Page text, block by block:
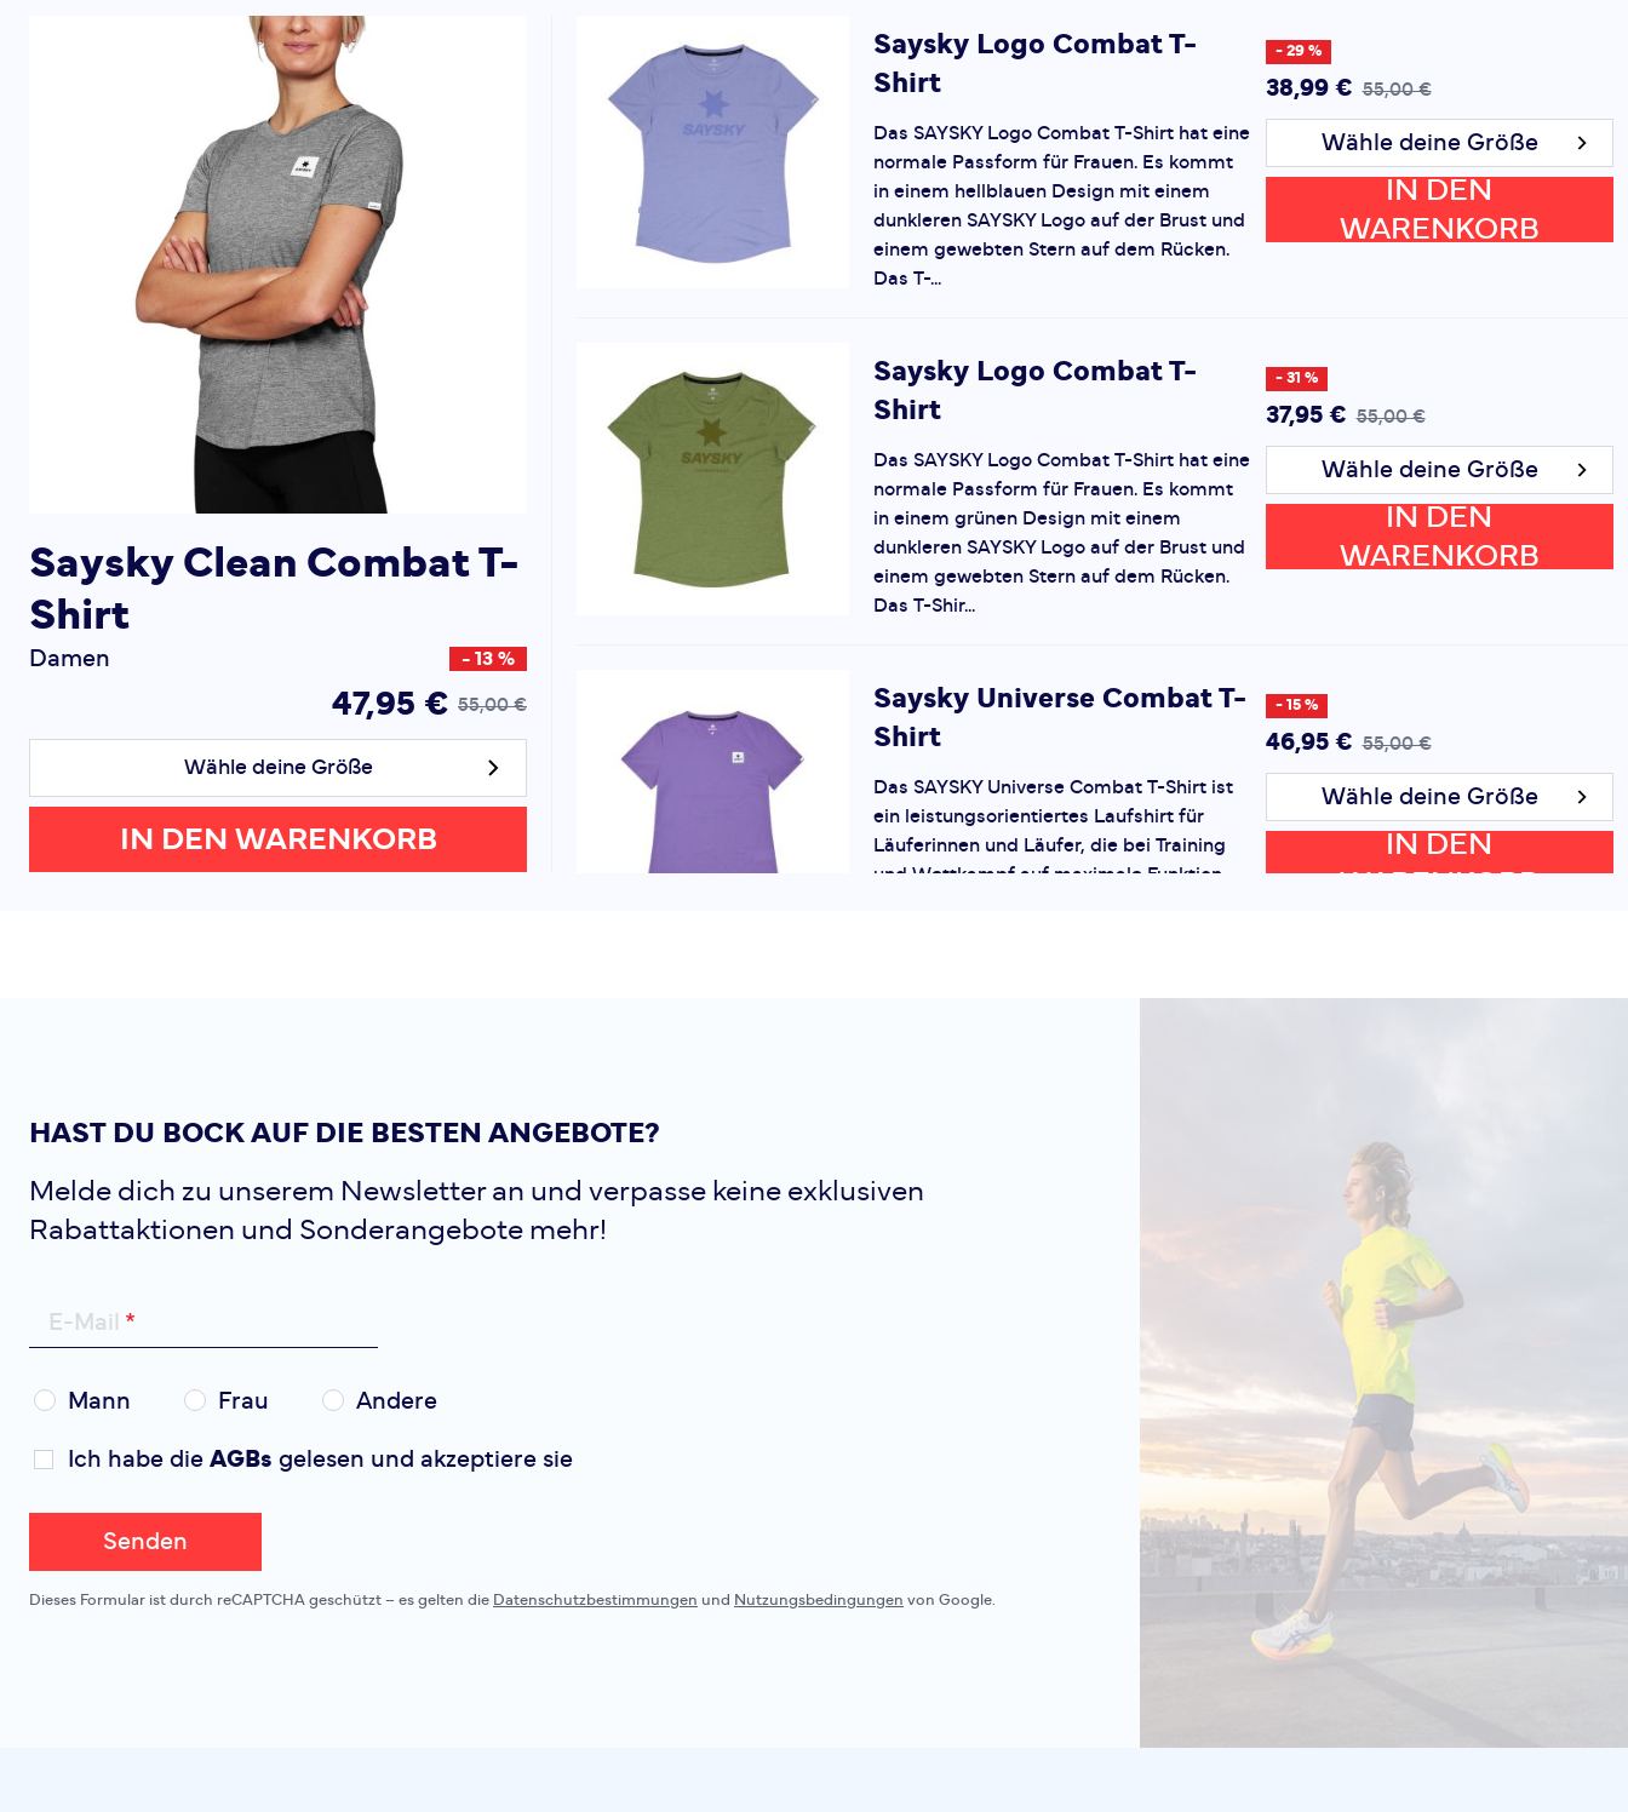
Saysky Clean Combat T-
Shirt
Damen - 13 %
47,95 € 55,00 €
Wähle deine Größe
IN DEN WARENKORB
Saysky Logo Combat T-
Shirt
- 29 %
38,99 € 55,00 €
Das SAYSKY Logo Combat T-Shirt hat eine
normale Passform für Frauen. Es kommt
in einem hellblauen Design mit einem
dunkleren SAYSKY Logo auf der Brust und
einem gewebten Stern auf dem Rücken.
Das T-...
Wähle deine Größe
IN DEN
WARENKORB
Saysky Logo Combat T-
Shirt
- 31 %
37,95 € 55,00 €
Das SAYSKY Logo Combat T-Shirt hat eine
normale Passform für Frauen. Es kommt
in einem grünen Design mit einem
dunkleren SAYSKY Logo auf der Brust und
einem gewebten Stern auf dem Rücken.
Das T-Shir...
Wähle deine Größe
IN DEN
WARENKORB
Saysky Universe Combat T-
Shirt
- 15 %
46,95 € 55,00 €
Das SAYSKY Universe Combat T-Shirt ist
ein leistungsorientiertes Laufshirt für
Läuferinnen und Läufer, die bei Training
und Wettkampf auf maximale Funktion
Wähle deine Größe
IN DEN
WARENKORB
und Wettkampf auf maximale Funktion
IN DEN
WARENKORB
55,00 €
Shirt ist Unisex und wurde speziell für
intensive Trainingseinheiten und Wet...
Wähle deine Größe
IN DEN
WARENKORB
Das SAYSKY Logo Combat Pro T-Shirt ist
HAST DU BOCK AUF DIE BESTEN ANGEBOTE?
Melde dich zu unserem Newsletter an und verpasse keine exklusiven
Rabattaktionen und Sonderangebote mehr!
E-Mail
Mann Frau Andere
Ich habe die AGBs gelesen und akzeptiere sie
Senden
Dieses Formular ist durch reCAPTCHA geschützt – es gelten die Datenschutzbestimmungen und Nutzungsbedingungen von Google.